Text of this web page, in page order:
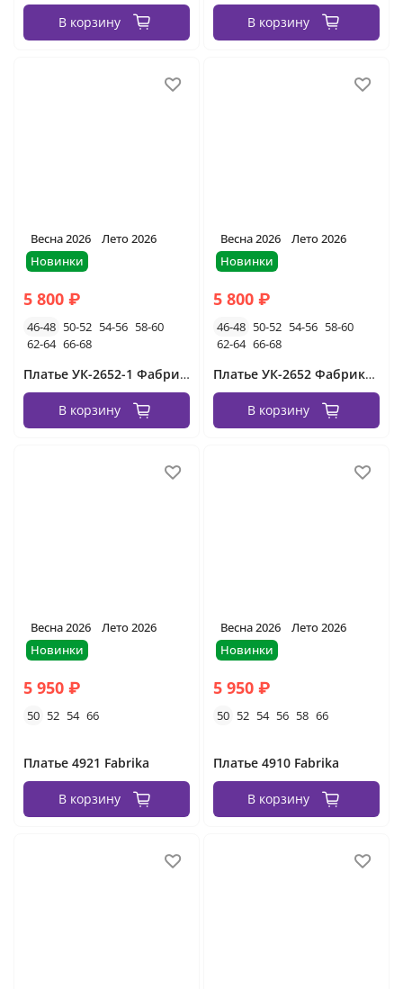
В корзину В корзину
Весна 2026
Лето 2026
Новинки
5 800 ₽
46-48 50-52 54-56 58-60
62-64 66-68
Платье УК-2652-1 Фабрика Моды
В корзину
Весна 2026
Лето 2026
Новинки
5 800 ₽
46-48 50-52 54-56 58-60
62-64 66-68
Платье УК-2652 Фабрика Моды
В корзину
Весна 2026
Лето 2026
Новинки
5 950 ₽
50 52 54 66
Платье 4921 Fabrika
В корзину
Весна 2026
Лето 2026
Новинки
5 950 ₽
50 52 54 56 58 66
Платье 4910 Fabrika
В корзину